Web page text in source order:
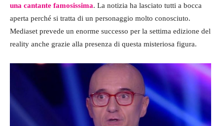
una cantante famosissima. La notizia ha lasciato tutti a bocca
aperta perché si tratta di un personaggio molto conosciuto.
Mediaset prevede un enorme successo per la settima edizione del
reality anche grazie alla presenza di questa misteriosa figura.